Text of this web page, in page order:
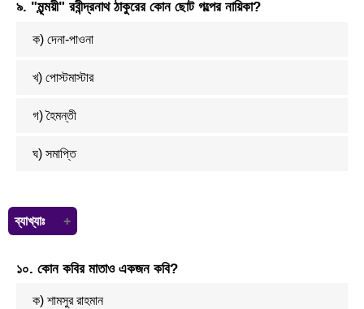
স্ফূর্তিহীনতা।
৯. "মৃন্ময়ী" রবীন্দ্রনাথ ঠাকুরের কোন ছোট গল্পের নায়িকা?
ক) দেনা-পাওনা
খ) পোস্টমাস্টার
গ) হৈমন্তী
ঘ) সমাপ্তি
ব্যাখ্যাঃ
১০. কোন কবির মাতাও একজন কবি?
ক) শামসুর রাহমান